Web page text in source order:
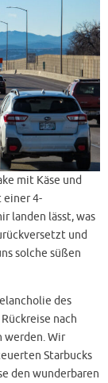
mit Käse und
einer 4-
landen lässt, was
und
solche süßen
des
nach
werden. Wir
Starbucks
den wunderbaren